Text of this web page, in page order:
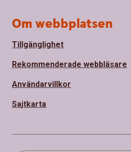
Om webbplatsen
Tillgänglighet
Rekommenderade webbläsare
Användarvillkor
Sajtkarta